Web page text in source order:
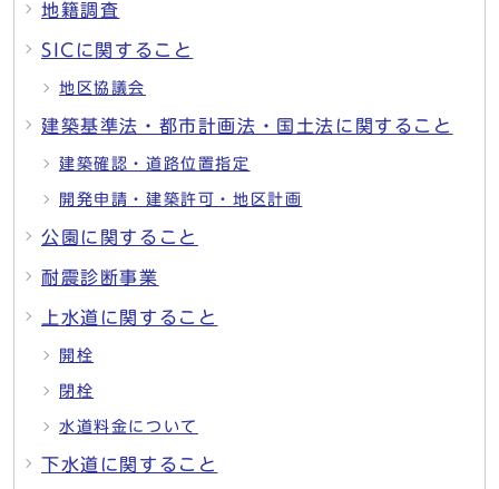
地籍調査
SICに関すること
地区協議会
建築基準法・都市計画法・国土法に関すること
建築確認・道路位置指定
開発申請・建築許可・地区計画
公園に関すること
耐震診断事業
上水道に関すること
開栓
閉栓
水道料金について
下水道に関すること